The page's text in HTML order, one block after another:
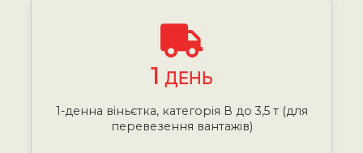
1 ДЕНЬ
1-денна віньєтка, категорія В до 3,5 т (для
перевезення вантажів)